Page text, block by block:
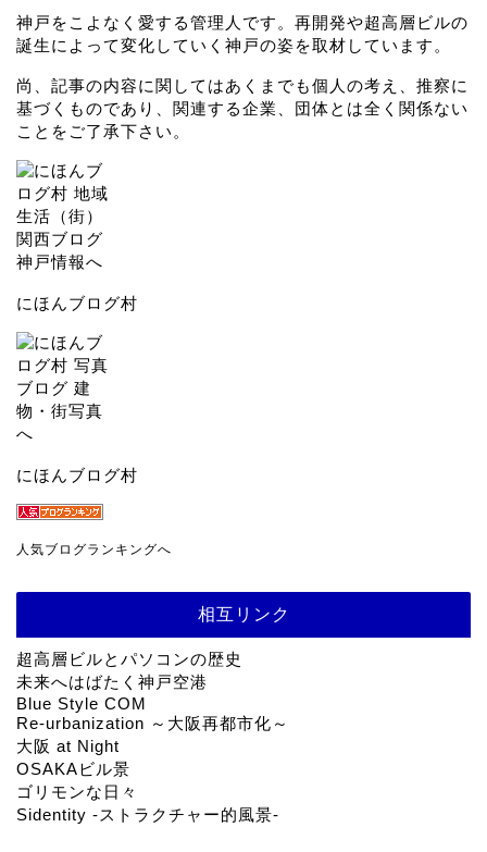
神戸をこよなく愛する管理人です。再開発や超高層ビルの
誕生によって変化していく神戸の姿を取材しています。
尚、記事の内容に関してはあくまでも個人の考え、推察に
基づくものであり、関連する企業、団体とは全く関係ない
ことをご了承下さい。
にほんブログ村
にほんブログ村
人気ブログランキングへ
相互リンク
超高層ビルとパソコンの歴史
未来へはばたく神戸空港
Blue Style COM
Re-urbanization ～大阪再都市化～
大阪 at Night
OSAKAビル景
ゴリモンな日々
Sidentity -ストラクチャー的風景-